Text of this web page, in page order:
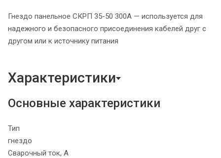
Гнездо панельное СКРП 35-50 300А — используется для
надежного и безопасного присоединения кабелей друг с
другом или к источнику питания
Характеристики
Основные характеристики
Тип
гнездо
Сварочный ток, А